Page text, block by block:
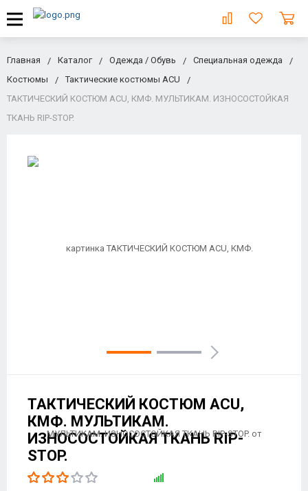
Главная Каталог Одежда / Обувь
Специальная одежда
Костюмы
Тактические костюмы ACU
ТАКТИЧЕСКИЙ КОСТЮМ ACU, КМФ. МУЛЬТИКАМ. ИЗНОСОСТОЙКАЯ
ТКАНЬ RIP-STOP.
ТАКТИЧЕСКИЙ КОСТЮМ ACU,
КМФ. МУЛЬТИКАМ.
ИЗНОСОСТОЙКАЯ ТКАНЬ RIP-
STOP.